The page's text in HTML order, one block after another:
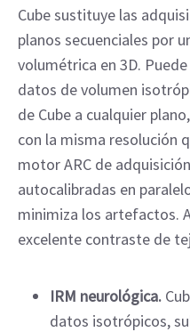
Cube sustituye las
planos secuenciales por
volumétrica en 3D.
datos de volumen
de Cube a cualquier
con la misma resolución
motor ARC de
autocalibradas en
minimiza los artefactos.
excelente contraste de
IRM neurológica.
datos isotrópicos,